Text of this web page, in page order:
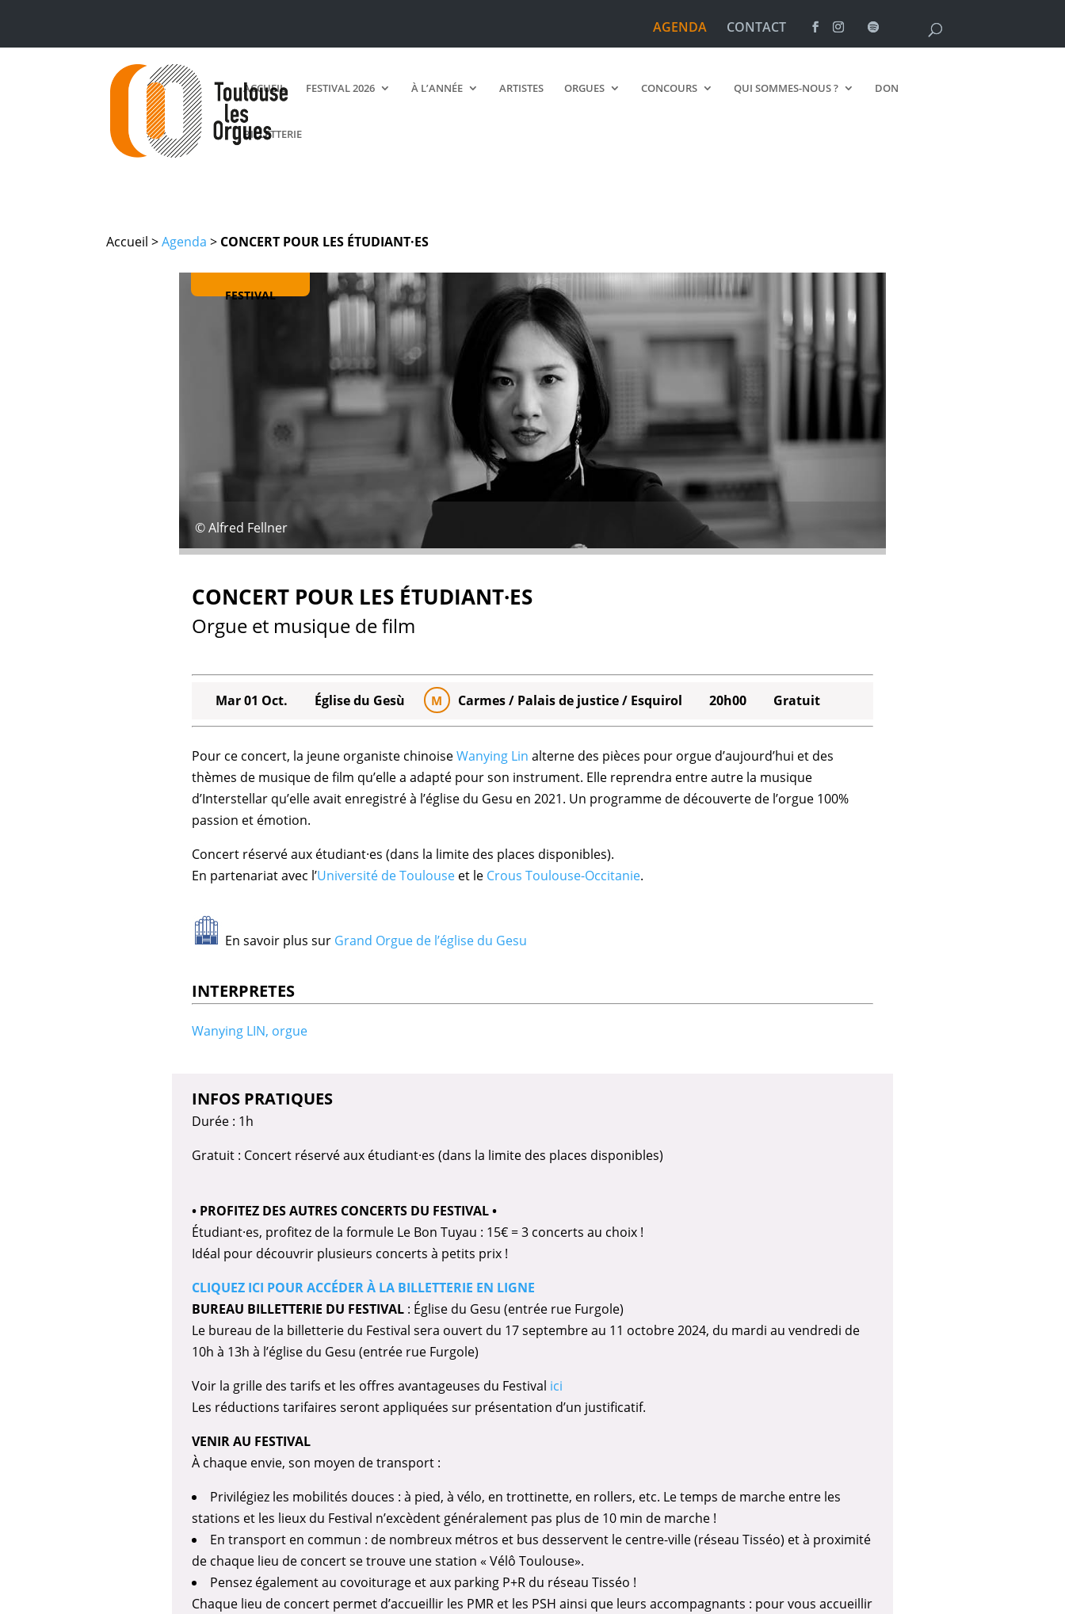
AGENDA CONTACT
ACCUEIL FESTIVAL 2026 À L’ANNÉE ARTISTES ORGUES CONCOURS QUI SOMMES-NOUS ? DON
BILLETTERIE
Accueil >Agenda > CONCERT POUR LES ÉTUDIANT·ES
FESTIVAL
© Alfred Fellner
CONCERT POUR LES ÉTUDIANT·ES
Orgue et musique de film
Mar 01 Oct. Église du Gesù M Carmes / Palais de justice / Esquirol 20h00 Gratuit
Pour ce concert, la jeune organiste chinoiseWanying Lin alterne des pièces pour orgue d’aujourd’hui et des
thèmes de musique de film qu’elle a adapté pour son instrument. Elle reprendra entre autre la musique
d’Interstellar qu’elle avait enregistré à l’église du Gesu en 2021. Un programme de découverte de l’orgue 100%
passion et émotion.
Concert réservé aux étudiant·es (dans la limite des places disponibles).
En partenariat avec l’Université de Toulouseet le Crous Toulouse-Occitanie.
En savoir plus sur Grand Orgue de l’église du Gesu
INTERPRETES
Wanying LIN, orgue
INFOS PRATIQUES
Durée : 1h
Gratuit : Concert réservé aux étudiant·es (dans la limite des places disponibles)
• PROFITEZ DES AUTRES CONCERTS DU FESTIVAL •
Étudiant·es, profitez de la formule Le Bon Tuyau : 15€ = 3 concerts au choix !
Idéal pour découvrir plusieurs concerts à petits prix !
CLIQUEZ ICI POUR ACCÉDER À LA BILLETTERIE EN LIGNE
BUREAU BILLETTERIE DU FESTIVAL : Église du Gesu (entrée rue Furgole)
Le bureau de la billetterie du Festival sera ouvert du 17 septembre au 11 octobre 2024, du mardi au vendredi de
10h à 13h à l’église du Gesu (entrée rue Furgole)
Voir la grille des tarifs et les offres avantageuses du Festival ici
Les réductions tarifaires seront appliquées sur présentation d’un justificatif.
VENIR AU FESTIVAL
À chaque envie, son moyen de transport :
Privilégiez les mobilités douces : à pied, à vélo, en trottinette, en rollers, etc. Le temps de marche entre les
stations et les lieux du Festival n’excèdent généralement pas plus de 10 min de marche !
En transport en commun : de nombreux métros et bus desservent le centre-ville (réseau Tisséo) et à proximité
de chaque lieu de concert se trouve une station « Vélô Toulouse».
Pensez également au covoiturage et aux parking P+R du réseau Tisséo !
Chaque lieu de concert permet d’accueillir les PMR et les PSH ainsi que leurs accompagnants : pour vous accueillir